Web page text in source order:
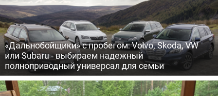
«Дальнобойщики» с пробегом: Volvo, Skoda, VW
или Subaru - выбираем надежный
полноприводный универсал для семьи